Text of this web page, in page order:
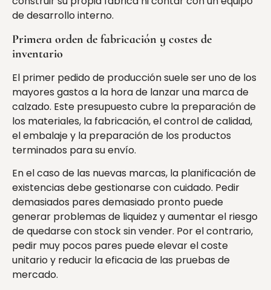
de desarrollo interno.
Primera orden de fabricación y costes de
inventario
El primer pedido de producción suele ser uno de los
mayores gastos a la hora de lanzar una marca de
calzado. Este presupuesto cubre la preparación de
los materiales, la fabricación, el control de calidad,
el embalaje y la preparación de los productos
terminados para su envío.
En el caso de las nuevas marcas, la planificación de
existencias debe gestionarse con cuidado. Pedir
demasiados pares demasiado pronto puede
generar problemas de liquidez y aumentar el riesgo
de quedarse con stock sin vender. Por el contrario,
pedir muy pocos pares puede elevar el coste
unitario y reducir la eficacia de las pruebas de
mercado.